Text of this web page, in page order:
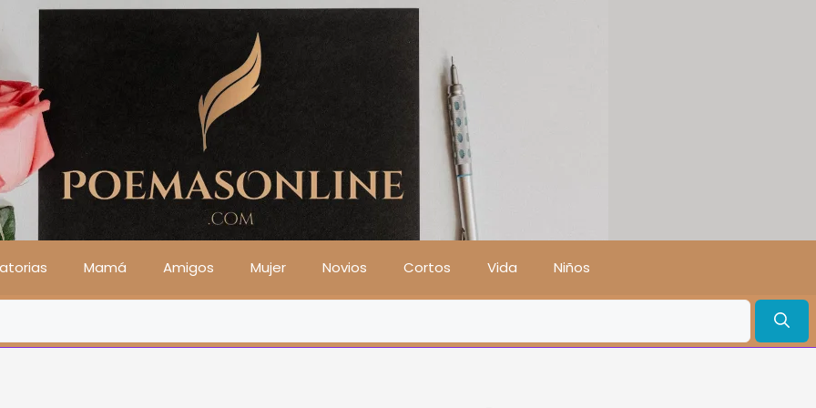
Mamá Amigos Mujer Novios Cortos Vida Niños